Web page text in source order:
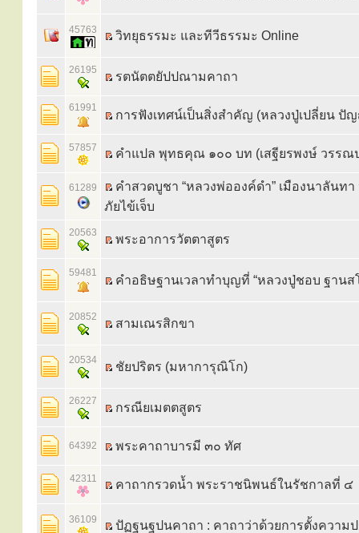
45763 วิทยุธรรมะ และทีวีธรรมะ Online
26195 รตนัตตยัปปณามคาถา
61991
การฟังเทศน์เป็นสิ่งสำคัญ (หลวงปู่เปลี่ยน ปั
57857 คำแปล พุทธคุณ ๑๐๐ บท (เสฐียรพงษ์ วรรณ
61289
คำสวดบูชา “หลวงพ่อองค์ดำ” เมืองนาลันท
ภัยไข้เจ็บ
20563 พระอาการวัตตาสูตร
59481
คำอธิษฐานเวลา​ทำบุญที่ “หลวงปู่ชอบ ฐาน​ส
20852 สามเณรสิกขา
20534 ชัยปริตร (มหาการุณิโก)
26227 กรณียเมตตสูตร
64392 พระคาถาบารมี ๓๐ ทัศ
42311 คาถากรวดน้ำ พระราชนิพนธ์ในรัชกาลที่ ๔
36109 ปัฏฐนฐปนคาถา : คาถาว่าด้วยการตั้งความ